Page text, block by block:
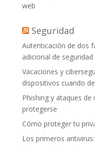
web
Seguridad
Autenticación de dos
adicional de seguridad
Vacaciones y
dispositivos cuando
Phishing y ataques
protegerse
Cómo proteger tu
Los primeros